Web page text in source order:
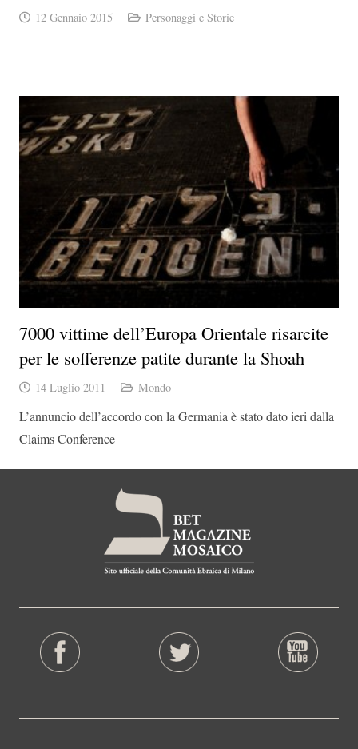
12 Gennaio 2015 Personaggi e Storie
7000 vittime dell’Europa Orientale risarcite
per le sofferenze patite durante la Shoah
14 Luglio 2011 Mondo
L’annuncio dell’accordo con la Germania è stato dato ieri dalla
Claims Conference